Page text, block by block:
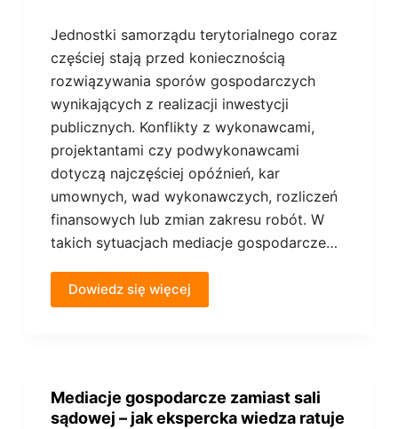
Jednostki samorządu terytorialnego coraz
częściej stają przed koniecznością
rozwiązywania sporów gospodarczych
wynikających z realizacji inwestycji
publicznych. Konflikty z wykonawcami,
projektantami czy podwykonawcami
dotyczą najczęściej opóźnień, kar
umownych, wad wykonawczych, rozliczeń
finansowych lub zmian zakresu robót. W
takich sytuacjach mediacje gospodarcze…
Dowiedz się więcej
Mediacje gospodarcze zamiast sali
sądowej – jak ekspercka wiedza ratuje